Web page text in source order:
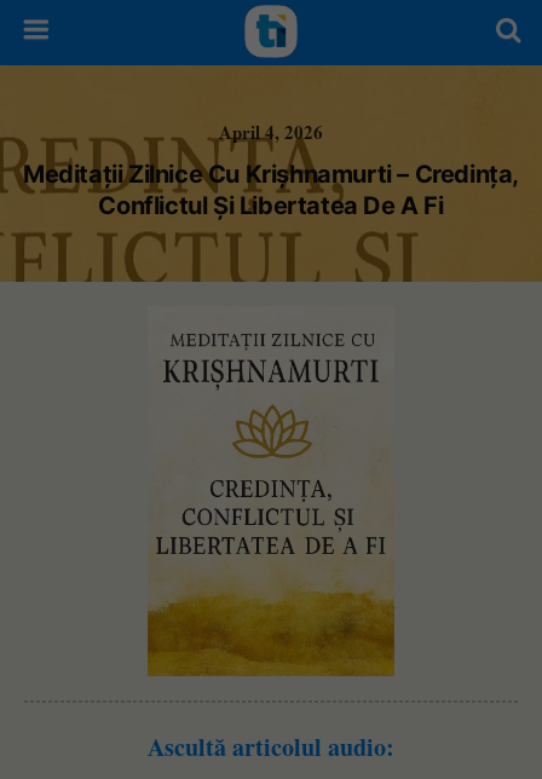
April 4, 2026
Meditații Zilnice Cu Krișhnamurti – Credința,
Conflictul Și Libertatea De A Fi
Ascultă articolul audio: